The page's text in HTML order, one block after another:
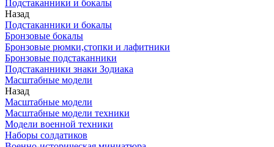
Подстаканники и бокалы
Назад
Подстаканники и бокалы
Бронзовые бокалы
Бронзовые рюмки,стопки и лафитники
Бронзовые подстаканники
Подстаканники знаки Зодиака
Масштабные модели
Назад
Масштабные модели
Масштабные модели техники
Модели военной техники
Наборы солдатиков